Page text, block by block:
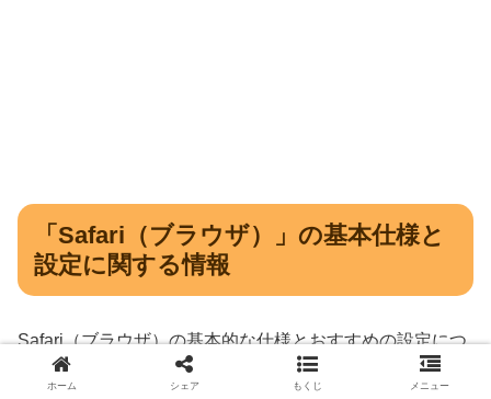
「Safari（ブラウザ）」の基本仕様と
設定に関する情報
Safari（ブラウザ）の基本的な仕様とおすすめの設定につ
いての情報をまとめていきます。
ホーム シェア もくじ メニュー